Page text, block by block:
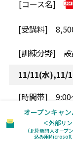
11/11(水),11/
オープンキャ
＜外部リ
（北陸能開大オープ
込み用Microsoft